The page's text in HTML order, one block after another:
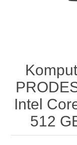
Intel
512